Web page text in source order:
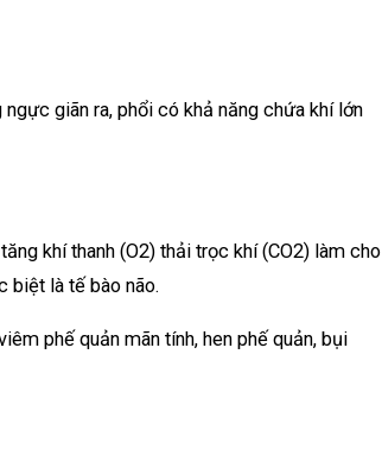
giãn ra, phổi có khả năng chứa khí lớn
khí thanh (O2) thải trọc khí (CO2) làm cho
biệt là tế bào não.
phế quản mãn tính, hen phế quản, bụi